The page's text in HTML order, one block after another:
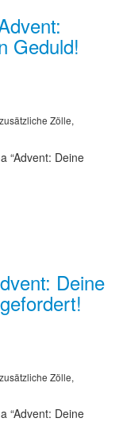
Geduld!
Zölle,
“Advent: Deine
Deine
Zölle,
“Advent: Deine